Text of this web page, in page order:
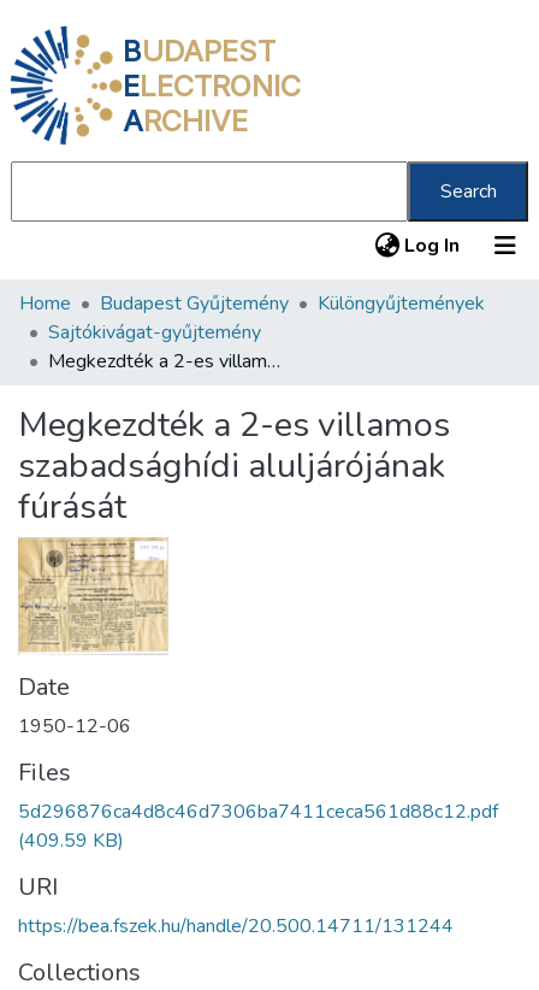
BUDAPEST
ELECTRONIC
ARCHIVE
Search
Log In (current)
Communities & Collections
All of DSpace
About us
Home Budapest Gyűjtemény
Különgyűjtemények
Sajtókivágat-gyűjtemény
Megkezdték a 2-es villamos szabadsághídi aluljárójának fúrását
Megkezdték a 2-es villamos
szabadsághídi aluljárójának
fúrását
Date
1950-12-06
Files
5d296876ca4d8c46d7306ba7411ceca561d88c12.pdf
(409.59 KB)
URI
https://bea.fszek.hu/handle/20.500.14711/131244
Collections